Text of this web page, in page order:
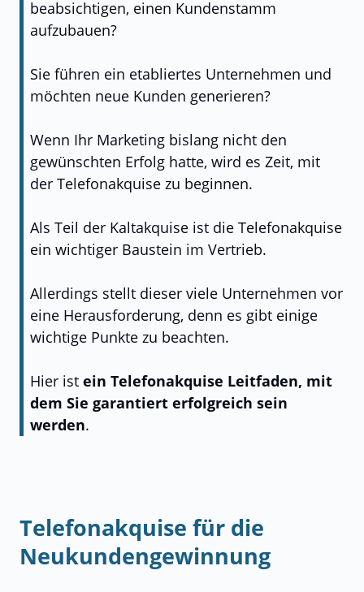
beabsichtigen, einen Kundenstamm
aufzubauen?
Sie führen ein etabliertes Unternehmen und
möchten neue Kunden generieren?
Wenn Ihr Marketing bislang nicht den
gewünschten Erfolg hatte, wird es Zeit, mit
der Telefonakquise zu beginnen.
Als Teil der Kaltakquise ist die Telefonakquise
ein wichtiger Baustein im Vertrieb.
Allerdings stellt dieser viele Unternehmen vor
eine Herausforderung, denn es gibt einige
wichtige Punkte zu beachten.
Hier ist ein Telefonakquise Leitfaden, mit
dem Sie garantiert erfolgreich sein
werden.
Telefonakquise für die
Neukundengewinnung